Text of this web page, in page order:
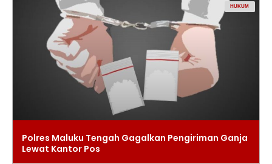
HUKUM
Polres Maluku Tengah Gagalkan Pengiriman Ganja
Lewat Kantor Pos